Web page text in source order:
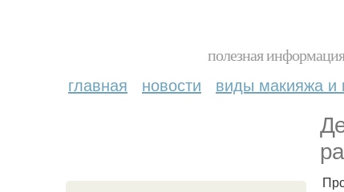
полезная
главная новости виды макияжа и